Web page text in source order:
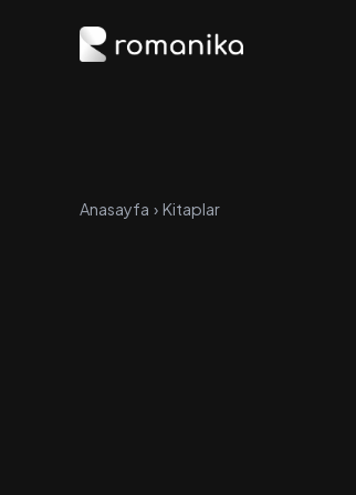
Anasayfa › Kitaplar